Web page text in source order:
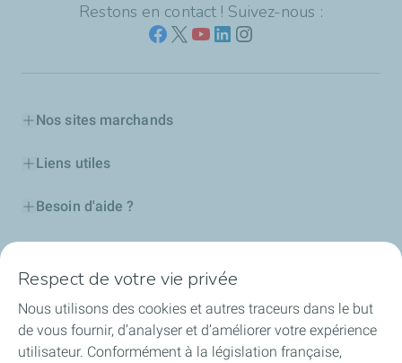
Restons en contact ! Suivez-nous :
Nos sites marchands
Liens utiles
Besoin d'aide ?
Certificats d'économies d'énergie
Nos partenaires
Respect de votre vie privée
Nous utilisons des cookies et autres traceurs dans le but
de vous fournir, d’analyser et d’améliorer votre expérience
utilisateur. Conformément à la législation française,